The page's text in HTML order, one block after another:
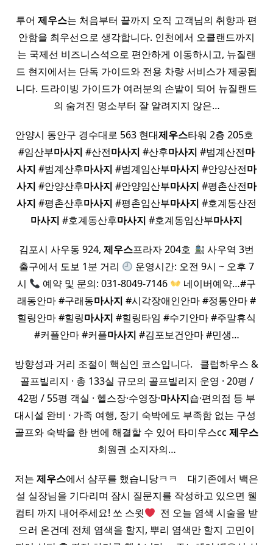
투어 제우스는 처음부터 끝까지 오직 고객님의 취향과 편
안함을 최우선으로 생각합니다. 인천에서 오클랜드까지
는 국제선 비즈니스석으로 편안하게 이동하시고, 뉴질랜
드 현지에서는 단독 가이드와 전용 차량 서비스가 제공됩
니다. 드라이빙 가이드가 여러분의 손발이 되어 뉴질랜드
의 숨겨진 명소부터 잘 알려지지 않은…
안양시 동안구 경수대로 563 현대제우스타워 2층 205호 ​ ​
#임산부마사지 #산전마사지 #산후마사지 #범계산전마
사지 #범계산후마사지 #범계임산부마사지 #안양산전마
사지 #안양산후마사지 #안양임산부마사지 #평촌산전마
사지 #평촌산후마사지 #평촌임산부마사지 #호계동산전
마사지 #호계동산후마사지 #호계동임산부마사지
김포시 사우동 924,제우스프라자 204호
사우역 3번
출구에서 도보 1분 거리
운영시간: 오전 9시 ~ 오후 7
시
예약 및 문의: 031-8049-7146
네이버예약…#구
래동안마 #구래동마사지 #시각장애인안마 #정통안마 #
힐링안마 #힐링마사지 #힐링타임 #수기안마 #주말휴식
#커플안마 #커플마사지 #김포보건안마 #민생…
방향성과 거리 조절이 핵심인 코스입니다. ​ ​ 클럽하우스 &
골프빌리지 · 총 133실 규모의 골프빌리지 운영 · 20평 /
42펑 / 55평 객실 · 헬스장·수영장·마사지숍·편의점 등 부
대시설 완비 · 가족 여행, 장기 숙박에도 부족함 없는 구성 ​
골프와 숙박을 한 번에 해결할 수 있어 타미우스cc 제우스
회원권 소지자의…
저는 제우스에서 샴푸를 했습니당ㅋㅋ ​ ​ ​ 대기존에서 백은
설 실장님을 기다리며 잠시 질문지를 작성하고 있으면 웰
컴티 까지 내어주세요! 쏘 스윗
​ 전 오늘 염색 시술을 받
으러 온건데 전체 염색을 할지, 뿌리 염색만 할지 고민이